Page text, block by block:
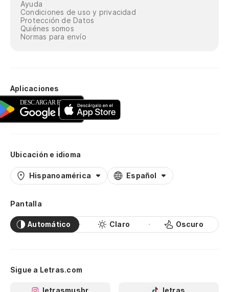
Ayuda
Condiciones de uso y privacidad
Protección de Datos
Quiénes somos
Normas para envío
Aplicaciones
Ubicación e idioma
Hispanoamérica Español
Pantalla
Automático Claro Oscuro
Sigue a Letras.com
letrasmusbr letras